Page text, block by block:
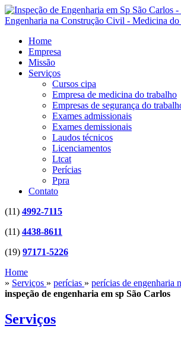
Home
Empresa
Missão
Serviços
Cursos cipa
Empresa de medicina do trabalho
Empresas de segurança do
Exames admissionais
Exames demissionais
Laudos técnicos
Licenciamentos
Ltcat
Perícias
Ppra
Contato
(11) 4992-7115
(11) 4438-8611
(19) 97171-5226
Home
» Serviços » perícias » perícias de engenharia
inspeção de engenharia em sp São Carlos
Serviços